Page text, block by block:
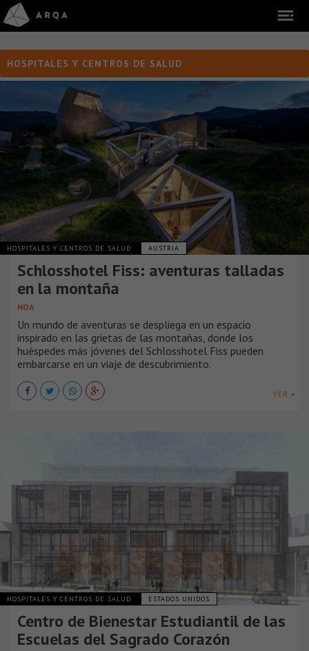
HOSPITALES Y CENTROS DE SALUD
HOSPITALES Y CENTROS DE SALUD AUSTRIA
Schlosshotel Fiss: aventuras talladas
en la montaña
NOA
Un mundo de aventuras se despliega en un espacio
inspirado en las grietas de las montañas, donde los
huéspedes más jóvenes del Schlosshotel Fiss pueden
embarcarse en un viaje de descubrimiento.
VER +
HOSPITALES Y CENTROS DE SALUD ESTADOS UNIDOS
Centro de Bienestar Estudiantil de las
Escuelas del Sagrado Corazón